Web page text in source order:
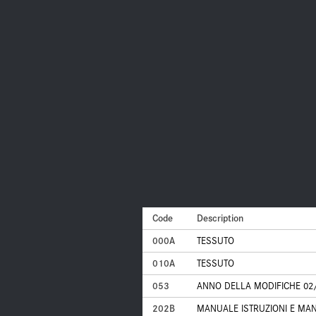
Code
Description
000A
TESSUTO
010A
TESSUTO
053
ANNO DELLA MODIFICHE
202B
MANUALE ISTRUZIONI E